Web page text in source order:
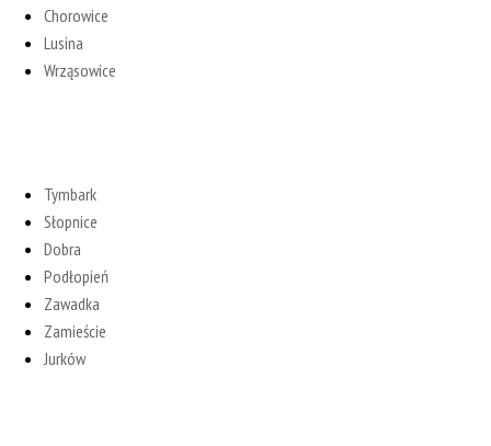
Chorowice
Lusina
Wrząsowice
Tymbark
Słopnice
Dobra
Podłopień
Zawadka
Zamieście
Jurków